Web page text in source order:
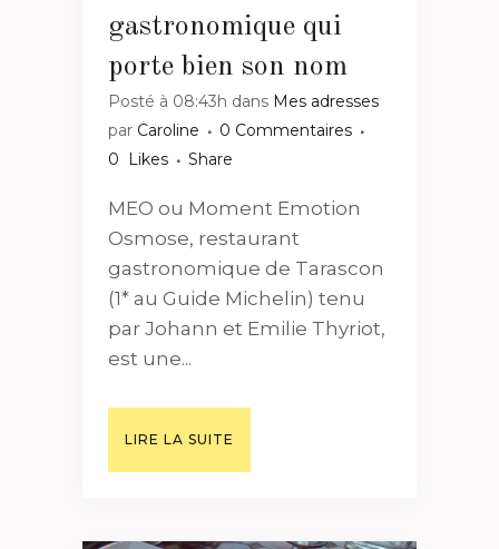
gastronomique qui
porte bien son nom
Posté à 08:43h dans Mes adresses
par Caroline
0 Commentaires
0
Likes Share
MEO ou Moment Emotion
Osmose, restaurant
gastronomique de Tarascon
(1* au Guide Michelin) tenu
par Johann et Emilie Thyriot,
est une...
LIRE LA SUITE